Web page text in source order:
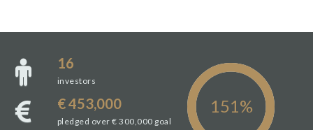
16
investors
€ 453,000
pledged over € 300,000 goal